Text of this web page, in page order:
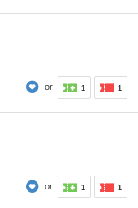
or 1 1
or 1 1